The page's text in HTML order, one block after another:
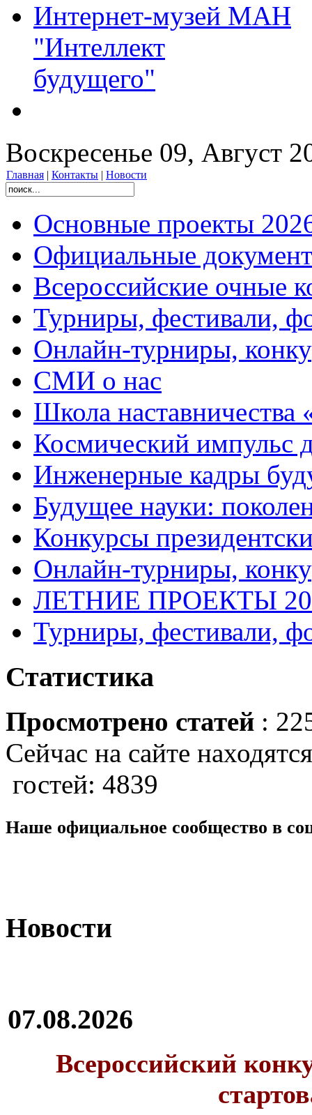
Интернет-музей МАН
"Интеллект
будущего"
Воскресенье 09, Август
Главная | Контакты | Новости
Основные проекты
Официальные
Всероссийские очные
Турниры, фестивали,
Онлайн-турниры,
СМИ о нас
Школа
Космический импульс
Инженерные кадры
Будущее науки:
Конкурсы
Онлайн-турниры,
ЛЕТНИЕ ПРОЕКТЫ
Турниры, фестивали,
Статистика
Просмотрено статей :
Сейчас на сайте
гостей: 4839
Наше официальное сообщество в
Новости
07.08.2026
Всероссийский